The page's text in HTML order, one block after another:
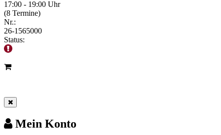
17:00 - 19:00 Uhr
(8 Termine)
Nr.:
26-1565000
Status:
Mein Konto